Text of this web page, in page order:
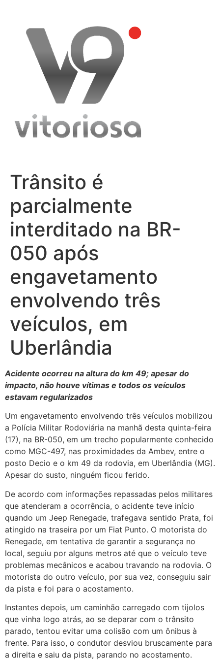
content
Trânsito é
parcialmente
interditado na BR-
050 após
engavetamento
envolvendo três
veículos, em
Uberlândia
Acidente ocorreu na altura do km 49; apesar do
impacto, não houve vítimas e todos os veículos
estavam regularizados
Um engavetamento envolvendo três veículos mobilizou
a Polícia Militar Rodoviária na manhã desta quinta-feira
(17), na BR-050, em um trecho popularmente conhecido
como MGC-497, nas proximidades da Ambev, entre o
posto Decio e o km 49 da rodovia, em Uberlândia (MG).
Apesar do susto, ninguém ficou ferido.
De acordo com informações repassadas pelos militares
que atenderam a ocorrência, o acidente teve início
quando um Jeep Renegade, trafegava sentido Prata, foi
atingido na traseira por um Fiat Punto. O motorista do
Renegade, em tentativa de garantir a segurança no
local, seguiu por alguns metros até que o veículo teve
problemas mecânicos e acabou travando na rodovia. O
motorista do outro veículo, por sua vez, conseguiu sair
da pista e foi para o acostamento.
Instantes depois, um caminhão carregado com tijolos
que vinha logo atrás, ao se deparar com o trânsito
parado, tentou evitar uma colisão com um ônibus à
frente. Para isso, o condutor desviou bruscamente para
a direita e saiu da pista, parando no acostamento.